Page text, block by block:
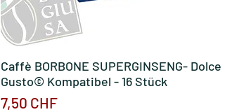
Vista rapida
Caffè BORBONE SUPERGINSENG- Dolce
Gusto© Kompatibel - 16 Stück
Prezzo
7,50 CHF